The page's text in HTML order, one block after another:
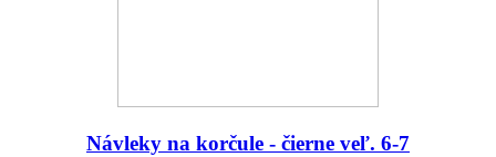
Návleky na korčule - čierne veľ. 6-7